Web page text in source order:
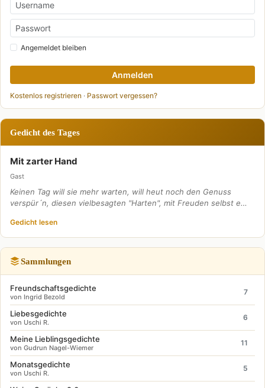
Angemeldet bleiben
Anmelden
Kostenlos registrieren · Passwort vergessen?
Gedicht des Tages
Mit zarter Hand
Gast
Keinen Tag will sie mehr warten, will heut noch den Genuss
verspür´n, diesen vielbesagten "Harten", mit Freuden selbst e…
Gedicht lesen
Sammlungen
Freundschaftsgedichte
von Ingrid Bezold
7
Liebesgedichte
von Uschi R.
6
Meine Lieblingsgedichte
von Gudrun Nagel-Wiemer
11
Monatsgedichte
von Uschi R.
5